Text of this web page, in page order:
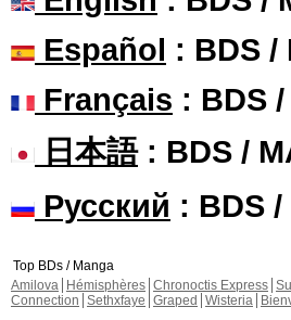
Español : BDS /
Français : BDS
日本語: BDS /
Русский : BDS /
Top BDs / Manga
Amilova
Hémisphères Chronoctis Express
Connection Sethxfaye Graped Wisteria